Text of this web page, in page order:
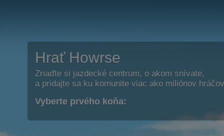
Hrať Howrse
Zriaďte si jazdecké centrum, o akom snívate,
a pridajte sa ku komunite viac ako miliónov
Vyberte prvého koňa: